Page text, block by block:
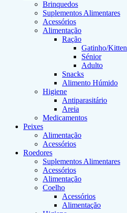
Brinquedos
Suplementos Alimentares
Acessórios
Alimentação
Ração
Gatinho/Kitten
Sénior
Adulto
Snacks
Alimento Húmido
Higiene
Antiparasitário
Areia
Medicamentos
Peixes
Alimentação
Acessórios
Roedores
Suplementos Alimentares
Acessórios
Alimentação
Coelho
Acessórios
Alimentação